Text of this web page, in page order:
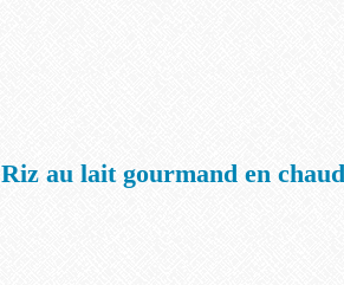
Riz au lait gourmand en